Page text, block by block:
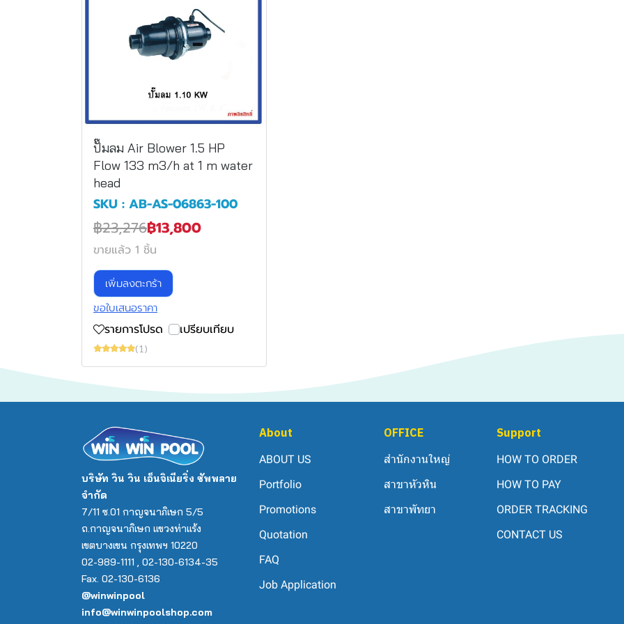
ปั๊มลม Air Blower 1.5 HP
Flow 133 m3/h at 1 m water
head
SKU : AB-AS-06863-100
฿23,276฿13,800
ขายแล้ว 1 ชิ้น
เพิ่มลงตะกร้า
ขอใบเสนอราคา
รายการโปรด เปรียบเทียบ
(1)
บริษัท วิน วิน เอ็นจิเนียริ่ง ซัพพลาย
จำกัด
7/11 ซ.01 กาญจนาภิเษก 5/5
ถ.กาญจนาภิเษก แขวงท่าแร้ง
เขตบางเขน กรุงเทพฯ 10220
02-989-1111 , 02-130-6134-35
Fax. 02-130-6136
@winwinpool
info@winwinpoolshop.com
About
ABOUT US
Portfolio
Promotions
Quotation
FAQ
Job Application
OFFICE
สำนักงานใหญ่
สาขาหัวหิน
สาขาพัทยา
Support
HOW TO ORDER
HOW TO PAY
ORDER TRACKING
CONTACT US